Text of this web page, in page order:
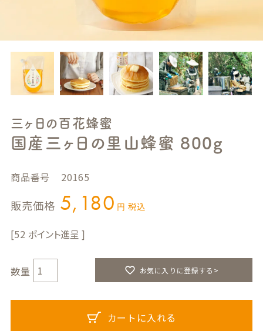
三ヶ日の百花蜂蜜
国産三ヶ日の里山蜂蜜 800g
商品番号 20165
販売価格 5,180 税込
52
お気に入りに登録する>
カートに入れる